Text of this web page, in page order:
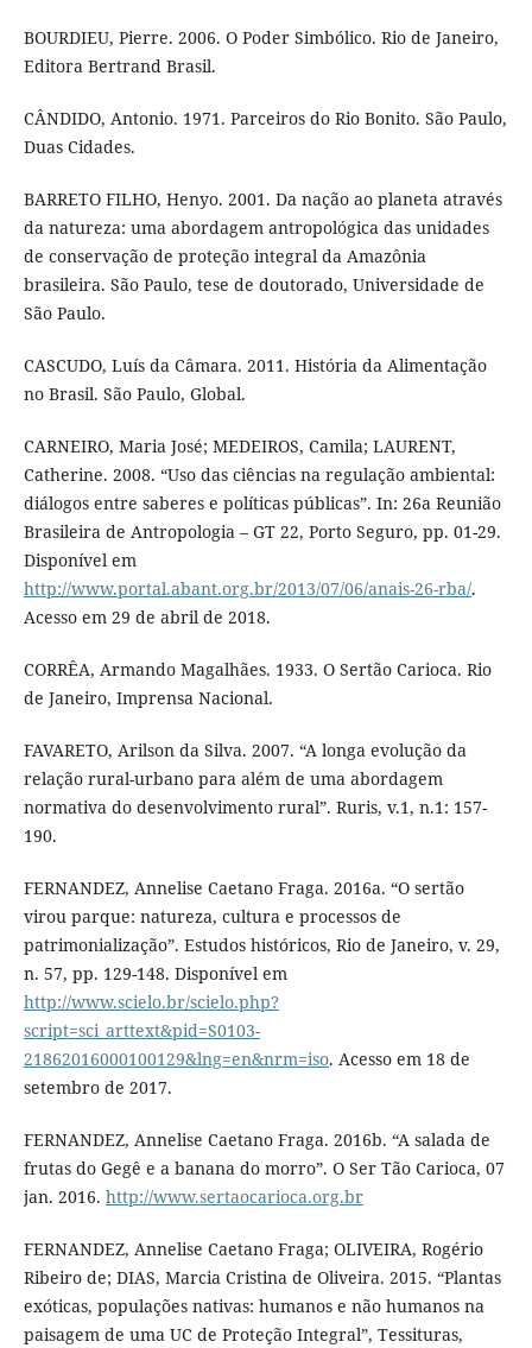
BOURDIEU, Pierre. 2006. O Poder Simbólico. Rio de Janeiro,
Editora Bertrand Brasil.
CÂNDIDO, Antonio. 1971. Parceiros do Rio Bonito. São Paulo,
Duas Cidades.
BARRETO FILHO, Henyo. 2001. Da nação ao planeta através
da natureza: uma abordagem antropológica das unidades
de conservação de proteção integral da Amazônia
brasileira. São Paulo, tese de doutorado, Universidade de
São Paulo.
CASCUDO, Luís da Câmara. 2011. História da Alimentação
no Brasil. São Paulo, Global.
CARNEIRO, Maria José; MEDEIROS, Camila; LAURENT,
Catherine. 2008. “Uso das ciências na regulação ambiental:
diálogos entre saberes e políticas públicas”. In: 26a Reunião
Brasileira de Antropologia – GT 22, Porto Seguro, pp. 01-29.
Disponível em
http://www.portal.abant.org.br/2013/07/06/anais-26-rba/.
Acesso em 29 de abril de 2018.
CORRÊA, Armando Magalhães. 1933. O Sertão Carioca. Rio
de Janeiro, Imprensa Nacional.
FAVARETO, Arilson da Silva. 2007. “A longa evolução da
relação rural-urbano para além de uma abordagem
normativa do desenvolvimento rural”. Ruris, v.1, n.1: 157-
190.
FERNANDEZ, Annelise Caetano Fraga. 2016a. “O sertão
virou parque: natureza, cultura e processos de
patrimonialização”. Estudos históricos, Rio de Janeiro, v. 29,
n. 57, pp. 129-148. Disponível em
http://www.scielo.br/scielo.php?
script=sci_arttext&pid=S0103-
21862016000100129&lng=en&nrm=iso. Acesso em 18 de
setembro de 2017.
FERNANDEZ, Annelise Caetano Fraga. 2016b. “A salada de
frutas do Gegê e a banana do morro”. O Ser Tão Carioca, 07
jan. 2016. http://www.sertaocarioca.org.br
FERNANDEZ, Annelise Caetano Fraga; OLIVEIRA, Rogério
Ribeiro de; DIAS, Marcia Cristina de Oliveira. 2015. “Plantas
exóticas, populações nativas: humanos e não humanos na
paisagem de uma UC de Proteção Integral”, Tessituras,